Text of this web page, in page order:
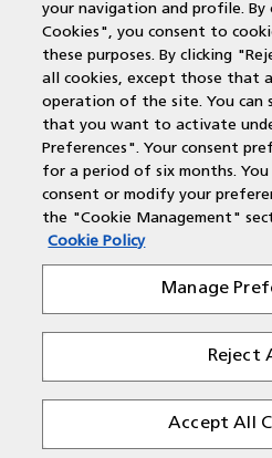
Kantoorprinter vergelijken
Kopieermachines
MPS offerte aanvragen
Contactgegevens
New Yorkstraat 66
1175 RD Lijnden
T: 088-543 0808
E: salessupport@document-
your navigation and profile. By
Cookies", you consent to
these purposes. By clicking
all cookies, except those that
operation of the site. You can
that you want to activate
Preferences". Your consent
for a period of six months.
consent or modify your
the "Cookie Management"
Cookie Policy
Manage
Reject
Accept All